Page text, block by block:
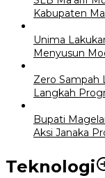
Kabupaten
Unima
Menyusun
Zero Sampah
Langkah
Bupati
Aksi Janaka
Teknologi